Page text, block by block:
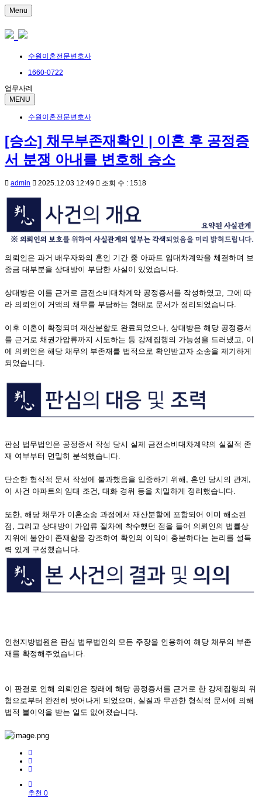
Menu
수원이혼전문변호사
1660-0722
업무사례
MENU
수원이혼전문변호사
[승소] 채무부존재확인 | 이혼 후 공정증
서 분쟁 아내를 변호해 승소
admin 2025.12.03 12:49 조회 수 : 1518
의뢰인은 과거 배우자와의 혼인 기간 중 아파트 임대차계약을 체결하며 보
증금 대부분을 상대방이 부담한 사실이 있었습니다.
상대방은 이를 근거로 금전소비대차계약 공정증서를 작성하였고, 그에 따
라 의뢰인이 거액의 채무를 부담하는 형태로 문서가 정리되었습니다.
이후 이혼이 확정되며 재산분할도 완료되었으나, 상대방은 해당 공정증서
를 근거로 채권가압류까지 시도하는 등 강제집행의 가능성을 드러냈고, 이
에 의뢰인은 해당 채무의 부존재를 법적으로 확인받고자 소송을 제기하게
되었습니다.
판심 법무법인은 공정증서 작성 당시 실제 금전소비대차계약의 실질적 존
재 여부부터 면밀히 분석했습니다.
단순한 형식적 문서 작성에 불과했음을 입증하기 위해, 혼인 당시의 관계,
이 사건 아파트의 임대 조건, 대화 경위 등을 치밀하게 정리했습니다.
또한, 해당 채무가 이혼소송 과정에서 재산분할에 포함되어 이미 해소된
점, 그리고 상대방이 가압류 절차에 착수했던 점을 들어 의뢰인의 법률상
지위에 불안이 존재함을 강조하여 확인의 이익이 충분하다는 논리를 설득
력 있게 구성했습니다.
인천지방법원은 판심 법무법인의 모든 주장을 인용하여 해당 채무의 부존
재를 확정해주었습니다.
이 판결로 인해 의뢰인은 장래에 해당 공정증서를 근거로 한 강제집행의 위
험으로부터 완전히 벗어나게 되었으며, 실질과 무관한 형식적 문서에 의해
법적 불이익을 받는 일도 없어졌습니다.
추천 0